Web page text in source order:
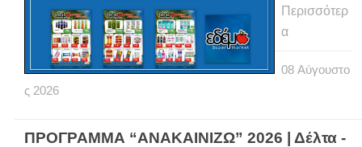
Περισσότερ
α
08 Αύγουστο
ς 2026
ΠΡΟΓΡΑΜΜΑ “ΑΝΑΚΑΙΝΙΖΩ” 2026 | Δέλτα -